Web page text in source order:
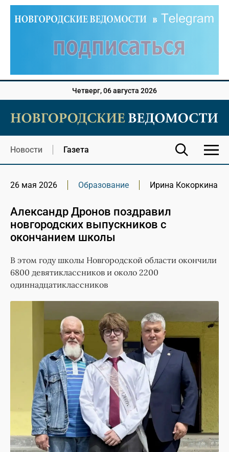
Четверг, 06 августа 2026
Новости Газета
26 мая 2026 Образование Ирина Кокоркина
Александр Дронов поздравил
новгородских выпускников с
окончанием школы
В этом году школы Новгородской области окончили
6800 девятиклассников и около 2200
одиннадцатиклассников